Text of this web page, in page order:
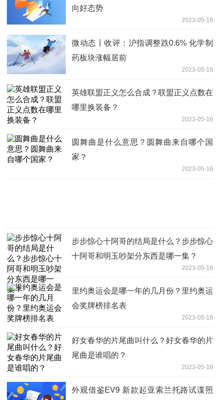
向好态势
2023-05-16
微动态丨收评：沪指调整跌0.6% 化学制
药板块涨幅居前
2023-05-16
英雄联盟正义怎么合成？联盟正义点数在
哪里换装备？
2023-05-16
圆舞曲是什么意思？圆舞曲来自哪个国
家？
2023-05-16
步步惊心十阿哥的结局是什么？步步惊心
十阿哥和明玉吵架分东西是哪一集？
2023-05-16
里约奥运会是哪一年的几月份？里约奥运
会奖牌榜排名表
2023-05-16
好女春华的片尾曲叫什么？好女春华的片
尾曲是谁唱的？
2023-05-16
外观借鉴EV9 新款起亚索兰托路试谍照